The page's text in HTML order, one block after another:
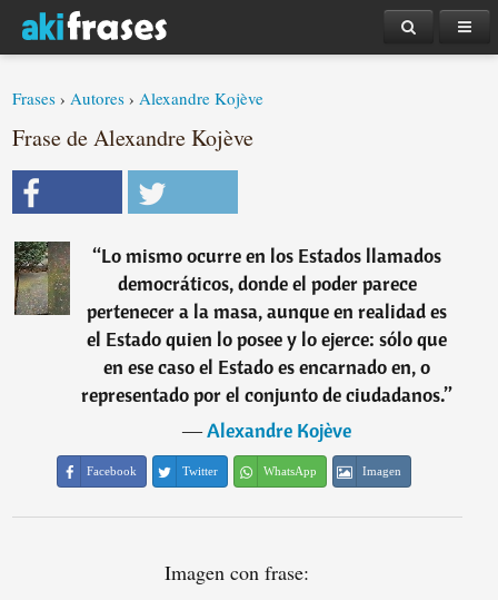
Frases ›Autores ›Alexandre Kojève
Frase de Alexandre Kojève
“Lo mismo ocurre en los Estados llamados
democráticos, donde el poder parece
pertenecer a la masa, aunque en realidad es
el Estado quien lo posee y lo ejerce: sólo que
en ese caso el Estado es encarnado en, o
representado por el conjunto de ciudadanos.”
―Alexandre Kojève
Facebook Twitter WhatsApp Imagen
Imagen con frase: